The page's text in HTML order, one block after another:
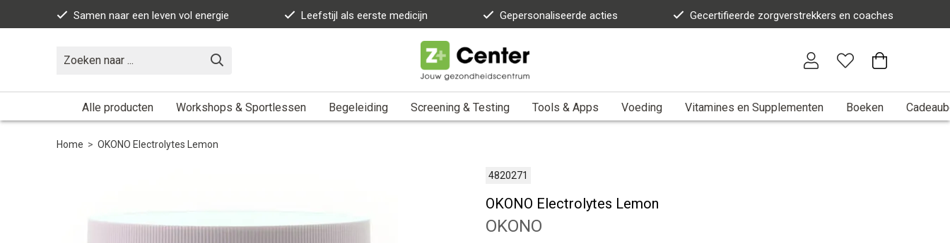
Samen naar een leven vol energie Leefstijl als eerste medicijn Gepersonaliseerde acties Gecertifieerde zorgverstrekkers en coaches
Alle producten Workshops & Sportlessen Begeleiding Screening & Testing Tools & Apps Voeding Vitamines en Supplementen Boeken
Home > OKONO Electrolytes Lemon
4820271
OKONO Electrolytes Lemon
OKONO